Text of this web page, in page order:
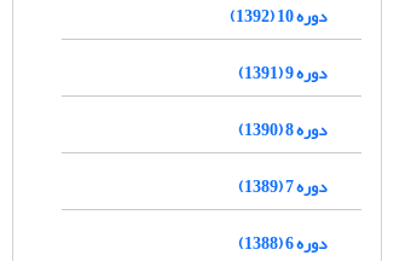
دوره 10 (1392)
دوره 9 (1391)
دوره 8 (1390)
دوره 7 (1389)
دوره 6 (1388)